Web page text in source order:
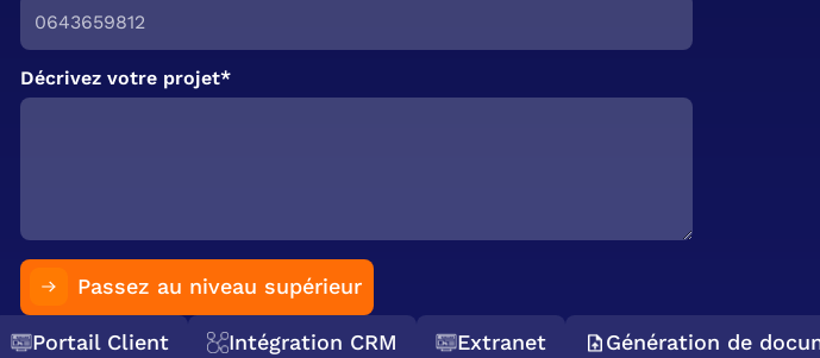
Décrivez votre projet*
Passez au niveau supérieur
Portail Client Intégration CRM Extranet Génération de